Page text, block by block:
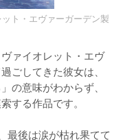
ト・エヴァーガーデン製
ァイオレット・エヴ
ごしてきた彼女は、
の意味がわからず、
する作品です。
最後は涙が枯れ果てて